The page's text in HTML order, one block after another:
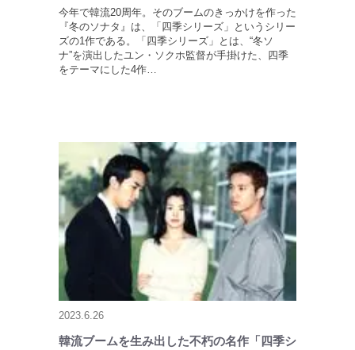
今年で韓流20周年。そのブームのきっかけを作った
『冬のソナタ』は、「四季シリーズ」というシリー
ズの1作である。「四季シリーズ」とは、“冬ソ
ナ”を演出したユン・ソクホ監督が手掛けた、四季
をテーマにした4作…
2023.6.26
韓流ブームを生み出した不朽の名作「四季シ